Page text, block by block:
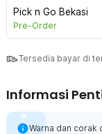
Pick n Go Bekasi
Pre-Order
Tersedia bayar di
Informasi
Warna dan